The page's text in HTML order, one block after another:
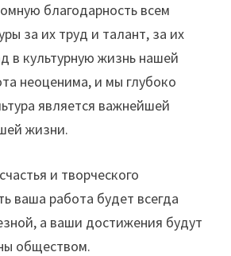
благодарность всем
за их труд и талант, за их
в культурную жизнь нашей
неоценима, и мы глубоко
является важнейшей
жизни.
и творческого
ваша работа будет всегда
а ваши достижения будут
обществом.